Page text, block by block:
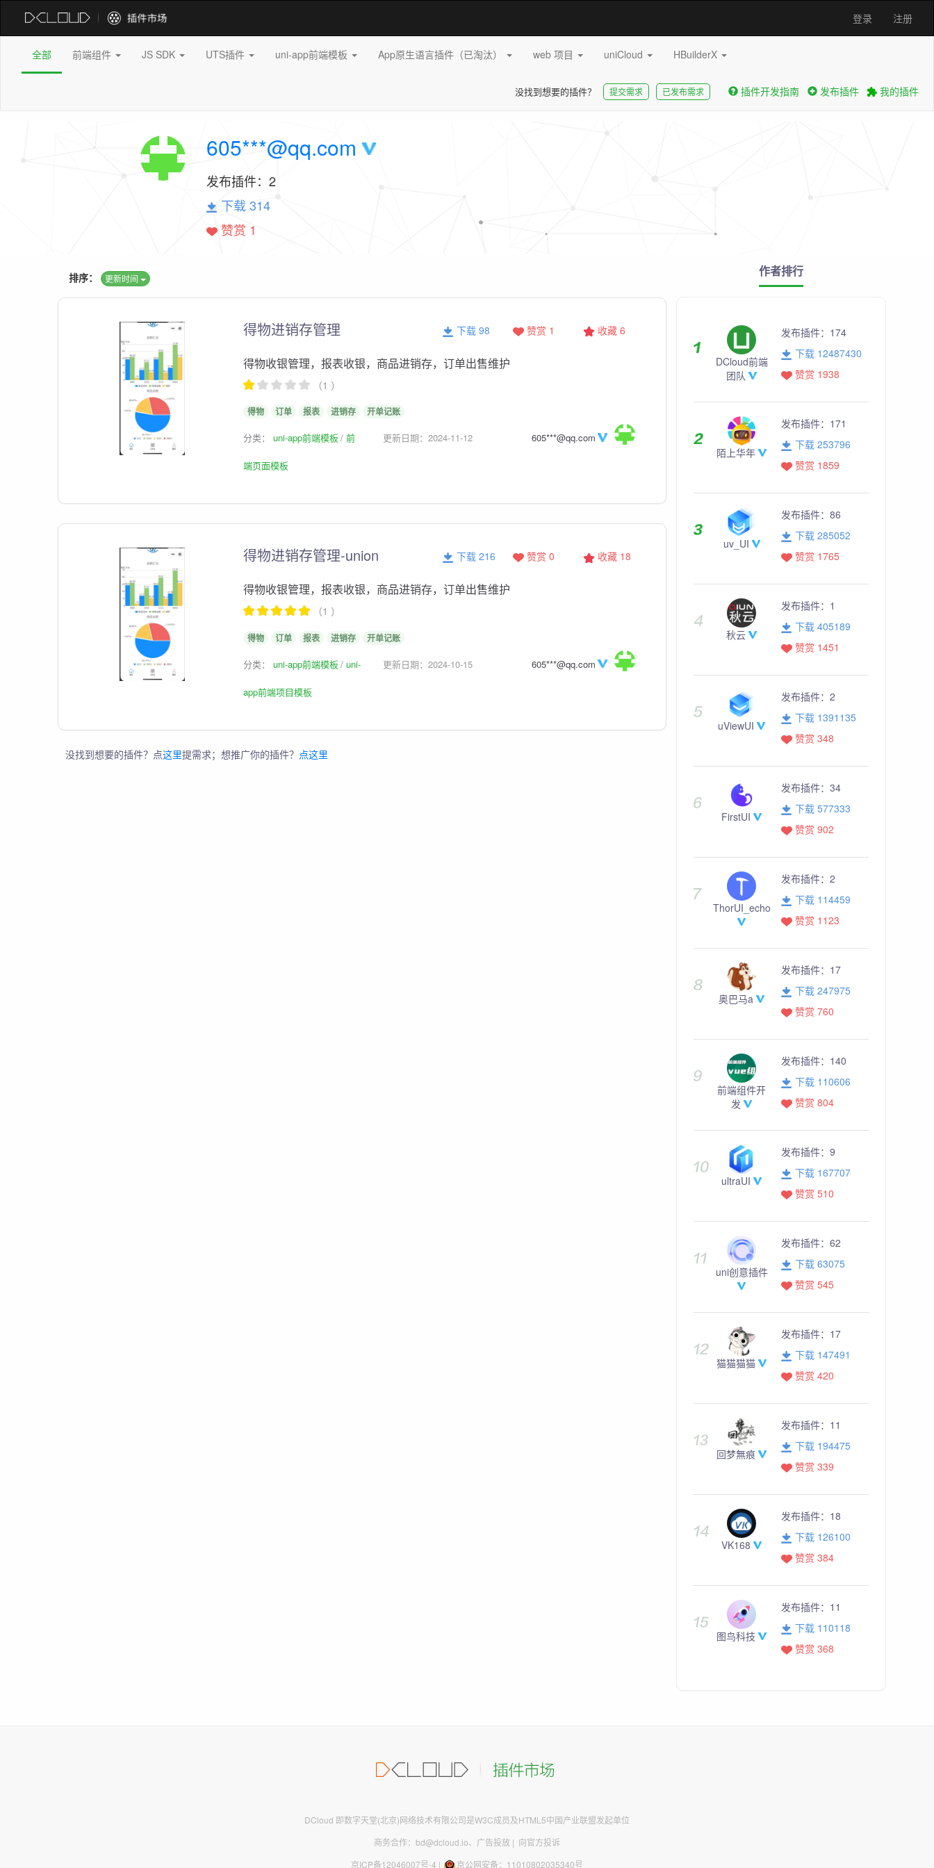
登录 注册
全部 前端组件 JS SDK UTS插件 uni-app前端模板 App原生语言插件（已淘汰） web 项目 uniCloud HBuilderX
没找到想要的插件？ 提交需求 已发布需求 插件开发指南 发布插件 我的插件
605***@qq.com
发布插件： 2
下载 314
赞赏 1
排序： 更新时间
得物进销存管理 收藏 6
赞赏 1
下载 98
得物收银管理，报表收银，商品进销存，订单出售维护
（1 ）
得物 订单 报表 进销存 开单记账
分类： uni-app前端模板 前
端页面模板
更新日期：2024-11-12 605***@qq.com
得物进销存管理-union 收藏 18
赞赏 0
下载 216
得物收银管理，报表收银，商品进销存，订单出售维护
（1 ）
得物 订单 报表 进销存 开单记账
分类： uni-app前端模板 uni-
app前端项目模板
更新日期：2024-10-15 605***@qq.com
没找到想要的插件？点这里提需求；想推广你的插件？ 点这里
作者排行
DCloud前端
团队
发布插件： 174
下载 12487430
赞赏 1938
陌上华年
发布插件： 171
下载 253796
赞赏 1859
uv_UI
发布插件： 86
下载 285052
赞赏 1765
秋云
发布插件： 1
下载 405189
赞赏 1451
uViewUI
发布插件： 2
下载 1391135
赞赏 348
FirstUI
发布插件： 34
下载 577333
赞赏 902
ThorUI_echo
发布插件： 2
下载 114459
赞赏 1123
奥巴马a
发布插件： 17
下载 247975
赞赏 760
前端组件开
发
发布插件： 140
下载 110606
赞赏 804
ultraUI
发布插件： 9
下载 167707
赞赏 510
uni创意插件
发布插件： 62
下载 63075
赞赏 545
猫猫猫猫
发布插件： 17
下载 147491
赞赏 420
回梦無痕
发布插件： 11
下载 194475
赞赏 339
VK168
发布插件： 18
下载 126100
赞赏 384
图鸟科技
发布插件： 11
下载 110118
赞赏 368
DCloud 即数字天堂(北京)网络技术有限公司是W3C成员及HTML5中国产业联盟发起单位
商务合作：bd@dcloud.io、 广告投放 | 向官方投诉
京ICP备12046007号-4 | 京公网安备：11010802035340号